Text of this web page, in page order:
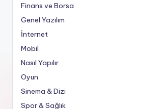
Finans ve Borsa
Genel Yazılım
İnternet
Mobil
Nasıl Yapılır
Oyun
Sinema & Dizi
Spor & Sağlık